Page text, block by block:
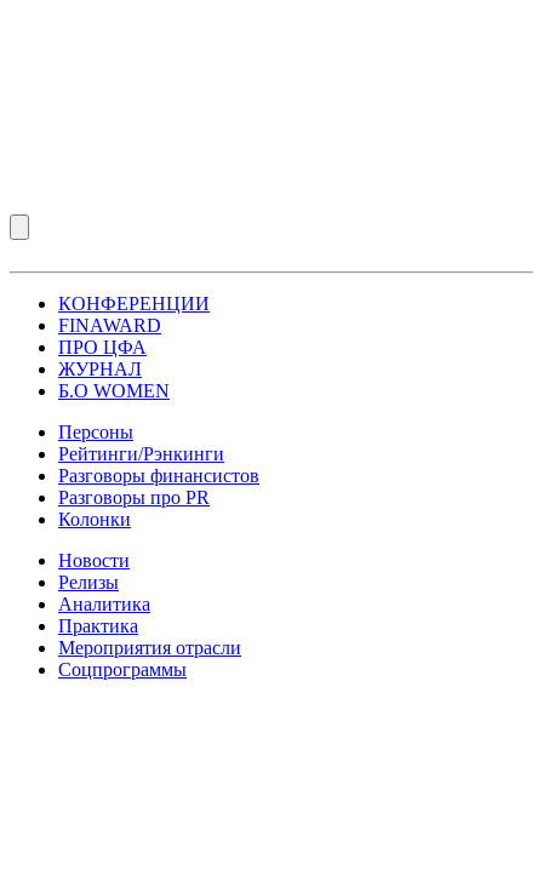
КОНФЕРЕНЦИИ
FINAWARD
ПРО ЦФА
ЖУРНАЛ
Б.О WOMEN
Персоны
Рейтинги/Рэнкинги
Разговоры финансистов
Разговоры про PR
Колонки
Новости
Релизы
Аналитика
Практика
Мероприятия отрасли
Соцпрограммы